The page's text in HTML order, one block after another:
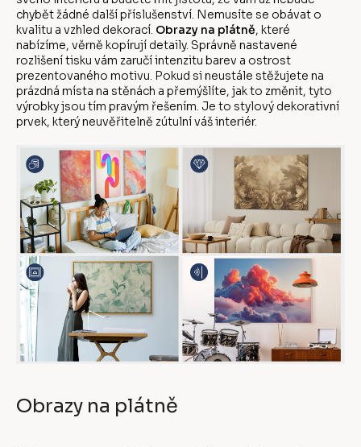
chybět žádné další příslušenství. Nemusíte se obávat o
kvalitu a vzhled dekorací. Obrazy na plátně, které
nabízíme, věrně kopírují detaily. Správně nastavené
rozlišení tisku vám zaručí intenzitu barev a ostrost
prezentovaného motivu. Pokud si neustále stěžujete na
prázdná místa na stěnách a přemýšlíte, jak to změnit, tyto
výrobky jsou tím pravým řešením. Je to stylový dekorativní
prvek, který neuvěřitelně zútulní váš interiér.
Obrazy na plátně